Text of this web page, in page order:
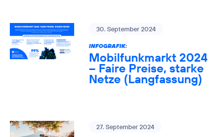
30. September 2024
INFOGRAFIK:
Mobilfunkmarkt 2024
– Faire Preise, starke
Netze (Langfassung)
27. September 2024